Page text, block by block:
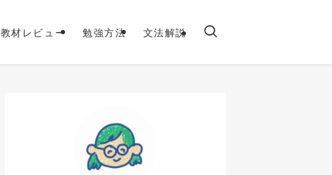
教材レビュー 勉強方法 文法解説